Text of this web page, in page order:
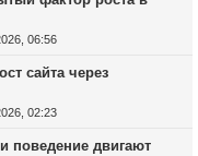
06:56
сайта через
02:23
поведение двигают